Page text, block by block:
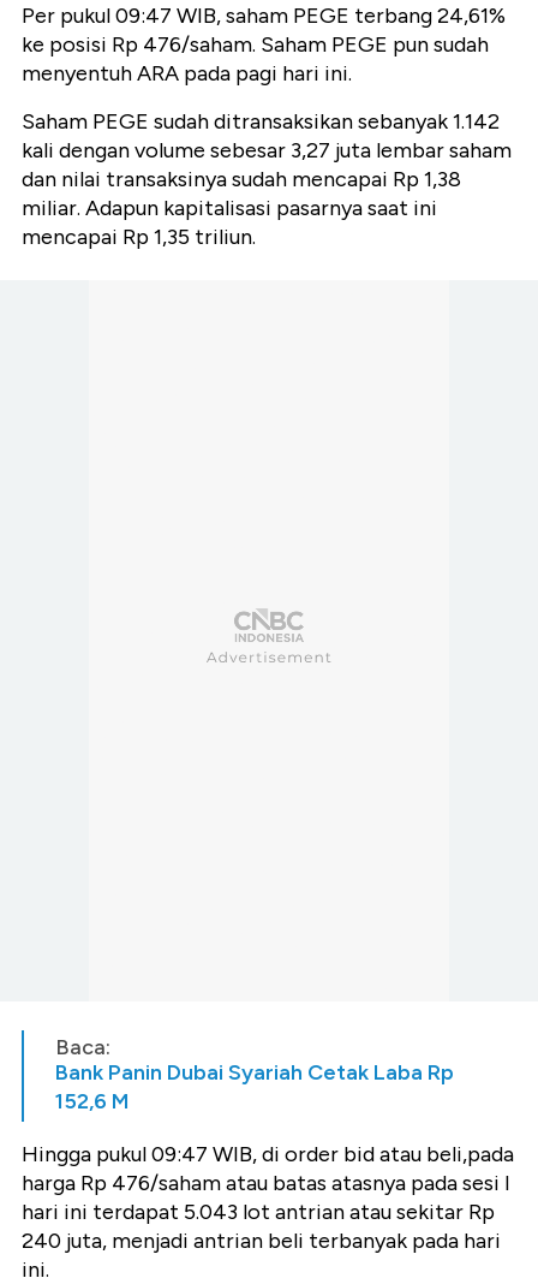
Per pukul 09:47 WIB, saham PEGE terbang 24,61%
ke posisi Rp 476/saham. Saham PEGE pun sudah
menyentuh ARA pada pagi hari ini.
Saham PEGE sudah ditransaksikan sebanyak 1.142
kali dengan volume sebesar 3,27 juta lembar saham
dan nilai transaksinya sudah mencapai Rp 1,38
miliar. Adapun kapitalisasi pasarnya saat ini
mencapai Rp 1,35 triliun.
Baca:
Bank Panin Dubai Syariah Cetak Laba Rp
152,6 M
Hingga pukul 09:47 WIB, di order bid atau beli,pada
harga Rp 476/saham atau batas atasnya pada sesi I
hari ini terdapat 5.043 lot antrian atau sekitar Rp
240 juta, menjadi antrian beli terbanyak pada hari
ini.